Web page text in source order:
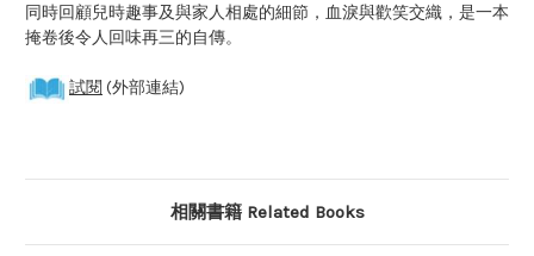
同時回顧兒時趣事及與家人相處的細節，血淚與歡笑交織，是一本
掩卷後令人回味再三的自傳。
試閱 (外部連結)
相關書籍 Related Books